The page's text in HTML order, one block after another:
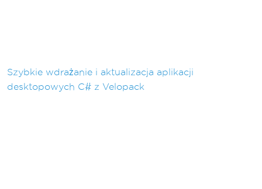
Szybkie wdrażanie i aktualizacja aplikacji
desktopowych C# z Velopack